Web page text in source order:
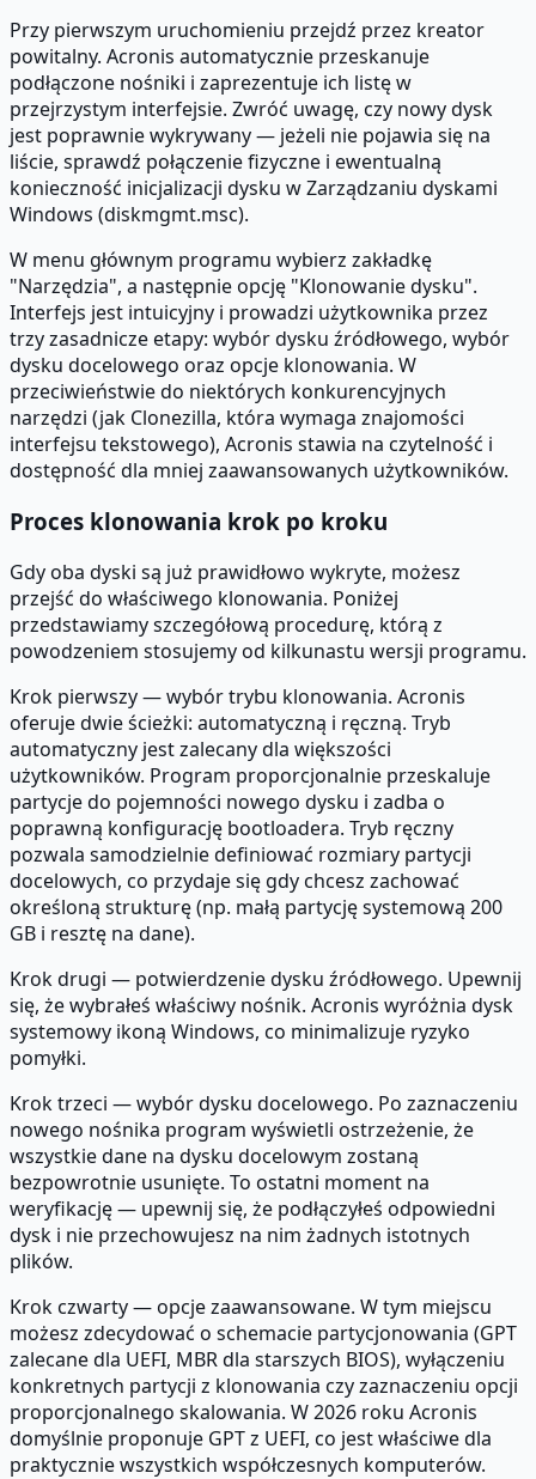
Przy pierwszym uruchomieniu przejdź przez kreator
powitalny. Acronis automatycznie przeskanuje
podłączone nośniki i zaprezentuje ich listę w
przejrzystym interfejsie. Zwróć uwagę, czy nowy dysk
jest poprawnie wykrywany — jeżeli nie pojawia się na
liście, sprawdź połączenie fizyczne i ewentualną
konieczność inicjalizacji dysku w Zarządzaniu dyskami
Windows (diskmgmt.msc).
W menu głównym programu wybierz zakładkę
"Narzędzia", a następnie opcję "Klonowanie dysku".
Interfejs jest intuicyjny i prowadzi użytkownika przez
trzy zasadnicze etapy: wybór dysku źródłowego, wybór
dysku docelowego oraz opcje klonowania. W
przeciwieństwie do niektórych konkurencyjnych
narzędzi (jak Clonezilla, która wymaga znajomości
interfejsu tekstowego), Acronis stawia na czytelność i
dostępność dla mniej zaawansowanych użytkowników.
Proces klonowania krok po kroku
Gdy oba dyski są już prawidłowo wykryte, możesz
przejść do właściwego klonowania. Poniżej
przedstawiamy szczegółową procedurę, którą z
powodzeniem stosujemy od kilkunastu wersji programu.
Krok pierwszy — wybór trybu klonowania. Acronis
oferuje dwie ścieżki: automatyczną i ręczną. Tryb
automatyczny jest zalecany dla większości
użytkowników. Program proporcjonalnie przeskaluje
partycje do pojemności nowego dysku i zadba o
poprawną konfigurację bootloadera. Tryb ręczny
pozwala samodzielnie definiować rozmiary partycji
docelowych, co przydaje się gdy chcesz zachować
określoną strukturę (np. małą partycję systemową 200
GB i resztę na dane).
Krok drugi — potwierdzenie dysku źródłowego. Upewnij
się, że wybrałeś właściwy nośnik. Acronis wyróżnia dysk
systemowy ikoną Windows, co minimalizuje ryzyko
pomyłki.
Krok trzeci — wybór dysku docelowego. Po zaznaczeniu
nowego nośnika program wyświetli ostrzeżenie, że
wszystkie dane na dysku docelowym zostaną
bezpowrotnie usunięte. To ostatni moment na
weryfikację — upewnij się, że podłączyłeś odpowiedni
dysk i nie przechowujesz na nim żadnych istotnych
plików.
Krok czwarty — opcje zaawansowane. W tym miejscu
możesz zdecydować o schemacie partycjonowania (GPT
zalecane dla UEFI, MBR dla starszych BIOS), wyłączeniu
konkretnych partycji z klonowania czy zaznaczeniu opcji
proporcjonalnego skalowania. W 2026 roku Acronis
domyślnie proponuje GPT z UEFI, co jest właściwe dla
praktycznie wszystkich współczesnych komputerów.